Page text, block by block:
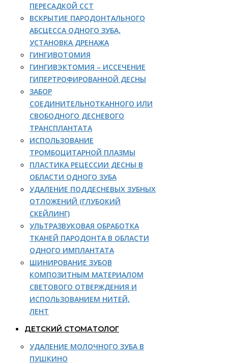
ПЕРЕСАДКОЙ ССТ
ВСКРЫТИЕ ПАРОДОНТАЛЬНОГО
АБСЦЕССА ОДНОГО ЗУБА,
УСТАНОВКА ДРЕНАЖА
ГИНГИВОТОМИЯ
ГИНГИВЭКТОМИЯ – ИССЕЧЕНИЕ
ГИПЕРТРОФИРОВАННОЙ ДЕСНЫ
ЗАБОР
СОЕДИНИТЕЛЬНОТКАННОГО ИЛИ
СВОБОДНОГО ДЕСНЕВОГО
ТРАНСПЛАНТАТА
ИСПОЛЬЗОВАНИЕ
ТРОМБОЦИТАРНОЙ ПЛАЗМЫ
ПЛАСТИКА РЕЦЕССИИ ДЕСНЫ В
ОБЛАСТИ ОДНОГО ЗУБА
УДАЛЕНИЕ ПОДДЕСНЕВЫХ ЗУБНЫХ
ОТЛОЖЕНИЙ (ГЛУБОКИЙ
СКЕЙЛИНГ)
УЛЬТРАЗВУКОВАЯ ОБРАБОТКА
ТКАНЕЙ ПАРОДОНТА В ОБЛАСТИ
ОДНОГО ИМПЛАНТАТА
ШИНИРОВАНИЕ ЗУБОВ
КОМПОЗИТНЫМ МАТЕРИАЛОМ
СВЕТОВОГО ОТВЕРЖДЕНИЯ И
ИСПОЛЬЗОВАНИЕМ НИТЕЙ,
ЛЕНТ
ДЕТСКИЙ СТОМАТОЛОГ
УДАЛЕНИЕ МОЛОЧНОГО ЗУБА В
ПУШКИНО